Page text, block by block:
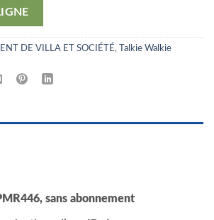
DE VILLA ET SOCIÉTÉ , Talkie Walkie
sans abonnement